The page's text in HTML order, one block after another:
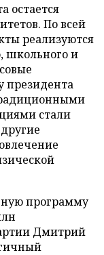
остается
По всей
реализуются
школьного и
президента
стали
программу
Дмитрий